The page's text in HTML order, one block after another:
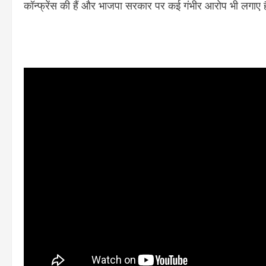
कॉन्फ्रेंस की हैं और भाजपा सरकार पर कई गंभीर आरोप भी लगाए